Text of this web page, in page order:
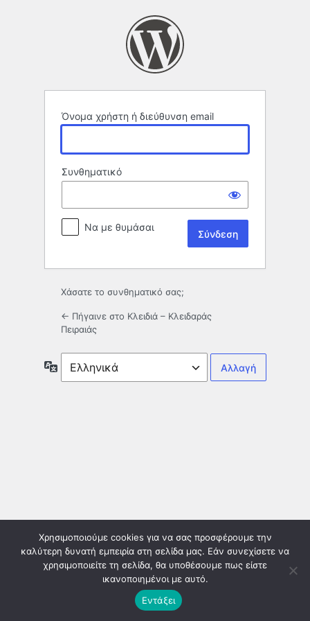
Όνομα χρήστη ή διεύθυνση email
Συνθηματικό
Να με θυμάσαι
Χάσατε το συνθηματικό σας;
← Πήγαινε στο Κλειδιά – Κλειδαράς
Πειραιάς
Γλώσσα
Χρησιμοποιούμε cookies για να σας προσφέρουμε την
καλύτερη δυνατή εμπειρία στη σελίδα μας. Εάν συνεχίσετε να
χρησιμοποιείτε τη σελίδα, θα υποθέσουμε πως είστε
ικανοποιημένοι με αυτό.
Εντάξει